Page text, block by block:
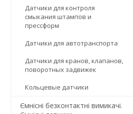
Датчики для контроля
смыкания штампов и
прессформ
Датчики для автотранспорта
Датчики для кранов, клапанов,
поворотных задвижек
Кольцевые датчики
Ємнісні безконтактні вимикачі.